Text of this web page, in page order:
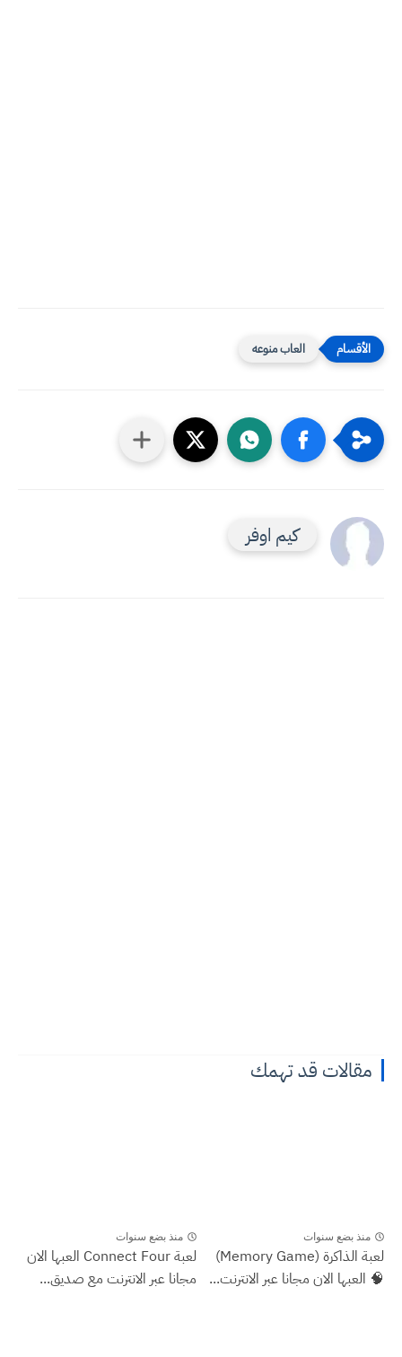
العاب منوعه
كيم اوفر
مقالات قد تهمك
منذ بضع سنوات
لعبة الذاكرة (Memory Game)
🧠 العبها الان مجانا عبر الانترنت...
منذ بضع سنوات
لعبة Connect Four العبها الان
مجانا عبر الانترنت مع صديق...